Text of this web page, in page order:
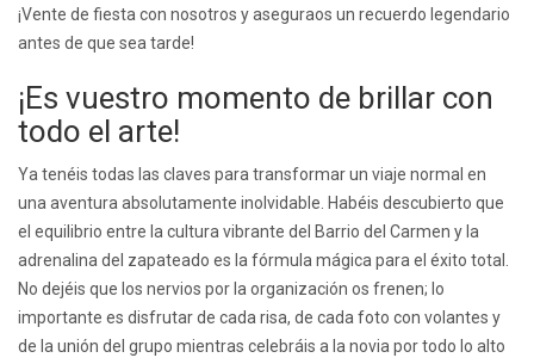
¡Vente de fiesta con nosotros y aseguraos un recuerdo legendario
antes de que sea tarde!
¡Es vuestro momento de brillar con
todo el arte!
Ya tenéis todas las claves para transformar un viaje normal en
una aventura absolutamente inolvidable. Habéis descubierto que
el equilibrio entre la cultura vibrante del Barrio del Carmen y la
adrenalina del zapateado es la fórmula mágica para el éxito total.
No dejéis que los nervios por la organización os frenen; lo
importante es disfrutar de cada risa, de cada foto con volantes y
de la unión del grupo mientras celebráis a la novia por todo lo alto